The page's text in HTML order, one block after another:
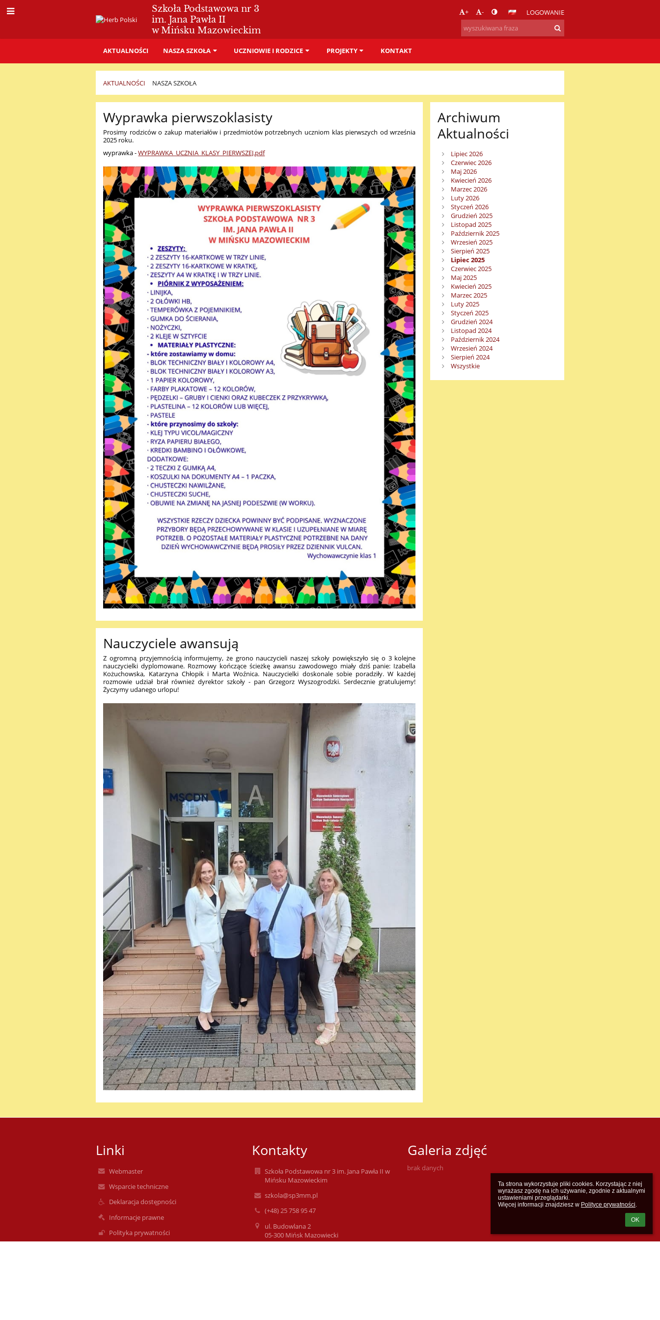
Ta strona wykorzystuje pliki cookies. Korzystając z niej
wyrażasz zgodę na ich używanie, zgodnie z aktualnymi
ustawieniami przeglądarki.
Więcej informacji znajdziesz w Polityce prywatności.
OK
Szkoła Podstawowa nr 3
im. Jana Pawła II
w Mińsku Mazowieckim
+ - LOGOWANIE
AKTUALNOŚCI NASZA SZKOŁA UCZNIOWIE I RODZICE PROJEKTY KONTAKT
AKTUALNOŚCI NASZA SZKOŁA
Nasza
szkoła
Wyprawka pierwszoklasisty
Prosimy rodziców o zakup materiałów i przedmiotów potrzebnych uczniom klas pierwszych od września
2025 roku.
wyprawka -WYPRAWKA_UCZNIA_KLASY_PIERWSZEJ.pdf
Nauczyciele awansują
Z ogromną przyjemnością informujemy, że grono nauczycieli naszej szkoły powiększyło się o 3 kolejne
nauczycielki dyplomowane. Rozmowy kończące ścieżkę awansu zawodowego miały dziś panie: Izabella
Kożuchowska, Katarzyna Chłopik i Marta Woźnica. Nauczycielki doskonale sobie poradziły. W każdej
rozmowie udział brał również dyrektor szkoły - pan Grzegorz Wyszogrodzki. Serdecznie gratulujemy!
Życzymy udanego urlopu!
Archiwum
Aktualności
Lipiec 2026
Czerwiec 2026
Maj 2026
Kwiecień 2026
Marzec 2026
Luty 2026
Styczeń 2026
Grudzień 2025
Listopad 2025
Październik 2025
Wrzesień 2025
Sierpień 2025
Lipiec 2025
Czerwiec 2025
Maj 2025
Kwiecień 2025
Marzec 2025
Luty 2025
Styczeń 2025
Grudzień 2024
Listopad 2024
Październik 2024
Wrzesień 2024
Sierpień 2024
Wszystkie
Linki
Webmaster
Wsparcie techniczne
Deklaracja dostępności
Informacje prawne
Polityka prywatności
Kontakty
Szkoła Podstawowa nr 3 im. Jana Pawła II w
Mińsku Mazowieckim
szkola@sp3mm.pl
(+48) 25 758 95 47
ul. Budowlana 2
05-300 Mińsk Mazowiecki
Poland
Galeria zdjęć
brak danych